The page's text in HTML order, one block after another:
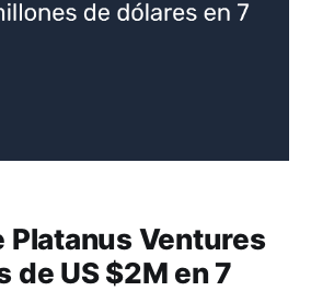
Platanus Ventures
de US $2M en 7